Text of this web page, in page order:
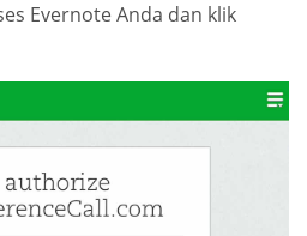
Evernote Anda dan klik